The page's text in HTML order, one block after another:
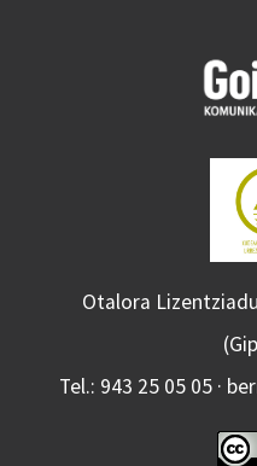
Otalora
Tel.: 943 25 05 05 ·